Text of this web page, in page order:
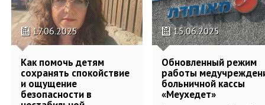
17.06.2025
Как помочь детям
сохранять спокойствие
и ощущение
безопасности в
15.06.2025
Обновленный режим
работы
больничной кассы
«Меухедет»